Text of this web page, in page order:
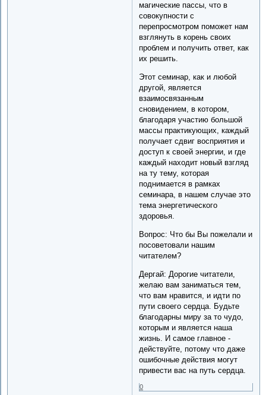
магические пассы, что в
совокупности с
перепросмотром поможет нам
взглянуть в корень своих
проблем и получить ответ, как
их решить.
Этот семинар, как и любой
другой, является
взаимосвязанным
сновидением, в котором,
благодаря участию большой
массы практикующих, каждый
получает сдвиг восприятия и
доступ к своей энергии, и где
каждый находит новый взгляд
на ту тему, которая
поднимается в рамках
семинара, в нашем случае это
тема энергетического
здоровья.
Вопрос: Что бы Вы пожелали и
посоветовали нашим
читателем?
Дергай: Дорогие читатели,
желаю вам заниматься тем,
что вам нравится, и идти по
пути своего сердца. Будьте
благодарны миру за то чудо,
которым и является наша
жизнь. И самое главное -
действуйте, потому что даже
ошибочные действия могут
привести вас на путь сердца.
0